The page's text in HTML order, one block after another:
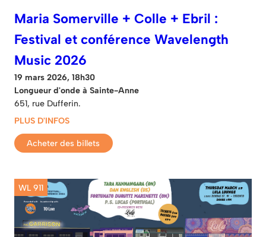
Maria Somerville + Colle + Ebril :
Festival et conférence Wavelength
Music 2026
19 mars 2026, 18h30
Longueur d'onde à Sainte-Anne
651, rue Dufferin.
PLUS D'INFOS
Acheter des billets
WL 911